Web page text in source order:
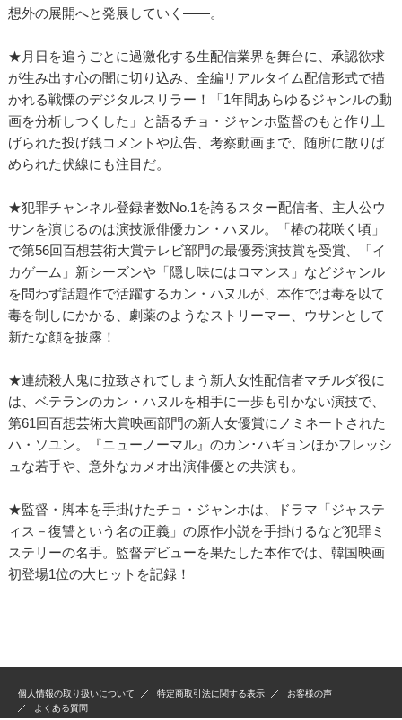
想外の展開へと発展していく――。
★月日を追うごとに過激化する生配信業界を舞台に、承認欲求
が生み出す心の闇に切り込み、全編リアルタイム配信形式で描
かれる戦慄のデジタルスリラー！「1年間あらゆるジャンルの動
画を分析しつくした」と語るチョ・ジャンホ監督のもと作り上
げられた投げ銭コメントや広告、考察動画まで、随所に散りば
められた伏線にも注目だ。
★犯罪チャンネル登録者数No.1を誇るスター配信者、主人公ウ
サンを演じるのは演技派俳優カン・ハヌル。「椿の花咲く頃」
で第56回百想芸術大賞テレビ部門の最優秀演技賞を受賞、「イ
カゲーム」新シーズンや「隠し味にはロマンス」などジャンル
を問わず話題作で活躍するカン・ハヌルが、本作では毒を以て
毒を制しにかかる、劇薬のようなストリーマー、ウサンとして
新たな顔を披露！
★連続殺人鬼に拉致されてしまう新人女性配信者マチルダ役に
は、ベテランのカン・ハヌルを相手に一歩も引かない演技で、
第61回百想芸術大賞映画部門の新人女優賞にノミネートされた
ハ・ソユン。『ニューノーマル』のカン･ハギョンほかフレッシ
ュな若手や、意外なカメオ出演俳優との共演も。
★監督・脚本を手掛けたチョ・ジャンホは、ドラマ「ジャステ
ィス－復讐という名の正義」の原作小説を手掛けるなど犯罪ミ
ステリーの名手。監督デビューを果たした本作では、韓国映画
初登場1位の大ヒットを記録！
個人情報の取り扱いについて 特定商取引法に関する表示
お客様の声
よくある質問